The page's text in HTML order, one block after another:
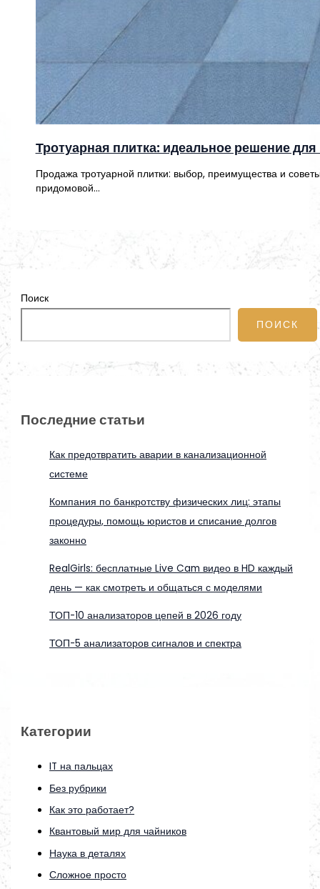
Тротуарная плитка: идеальное решение для
Продажа тротуарной плитки: выбор, преимущества и
придомовой…
Поиск
ПОИСК
Последние статьи
Как предотвратить аварии в канализационной
системе
Компания по банкротству физических лиц: этапы
процедуры, помощь юристов и списание долгов
законно
RealGirls: бесплатные Live Cam видео в HD каждый
день — как смотреть и общаться с моделями
ТОП-10 анализаторов цепей в 2026 году
ТОП-5 анализаторов сигналов и спектра
Категории
IT на пальцах
Без рубрики
Как это работает?
Квантовый мир для чайников
Наука в деталях
Сложное просто